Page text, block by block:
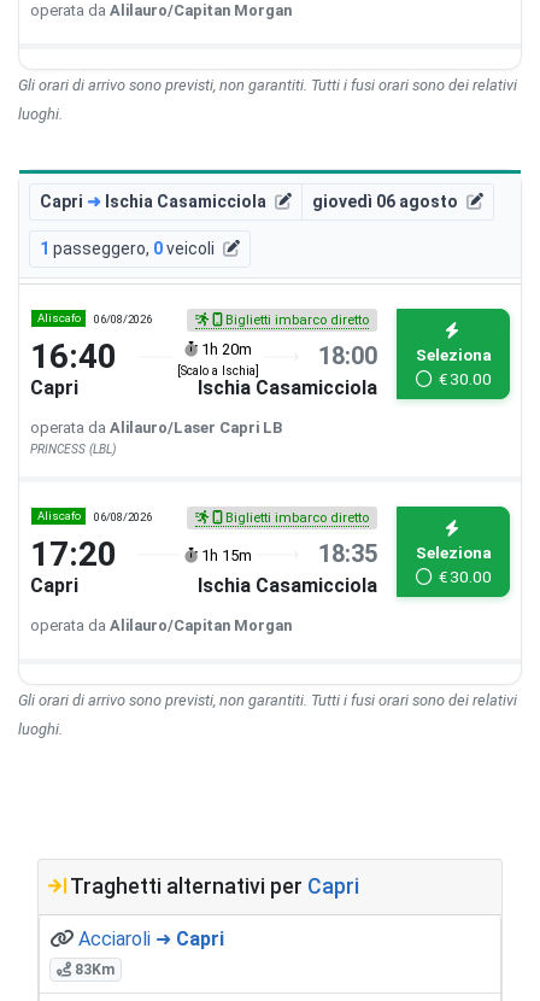
operata da Alilauro/Capitan Morgan
Gli orari di arrivo sono previsti, non garantiti. Tutti i fusi orari sono dei relativi
luoghi.
Capri ➜ Ischia Casamicciola giovedì 06 agosto
1 passeggero, 0veicoli
Aliscafo 06/08/2026 Biglietti imbarco diretto
16:40 1h 20m
[Scalo a Ischia]
18:00
Capri Ischia Casamicciola
Seleziona
€30.00
operata da Alilauro/Laser Capri LB
PRINCESS (LBL)
Aliscafo 06/08/2026 Biglietti imbarco diretto
17:20 1h 15m 18:35
Capri Ischia Casamicciola
Seleziona
€30.00
operata da Alilauro/Capitan Morgan
Gli orari di arrivo sono previsti, non garantiti. Tutti i fusi orari sono dei relativi
luoghi.
Traghetti alternativi per Capri
Acciaroli ➜ Capri
83Km